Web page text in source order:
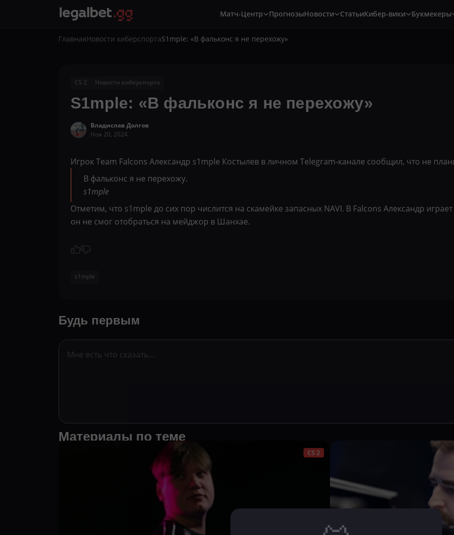
Матч-Центр ПрогнозыНовости СтатьиКибер-вики Букмекеры
ГлавнаяНовости киберспортаS1mple: «В фальконс я не перехожу»
CS 2 Новости киберспорта
S1mple: «В фальконс я не перехожу»
Владислав Долгов
Ноя 20, 2024
Игрок Team Falcons Александр s1mple Костылев в личном Telegram-канале сообщил, что не
В фальконс я не перехожу.
s1mple
Отметим, что s1mple до сих пор числится на скамейке запасных NAVI. В Falcons Александр
он не смог отобраться на мейджор в Шанхае.
s1mple
Будь первым
Материалы по теме
CS 2